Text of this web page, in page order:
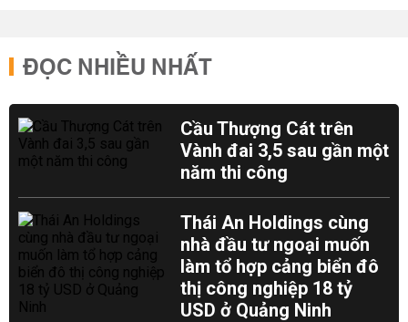
ĐỌC NHIỀU NHẤT
Cầu Thượng Cát trên
Vành đai 3,5 sau gần một
năm thi công
Thái An Holdings cùng
nhà đầu tư ngoại muốn
làm tổ hợp cảng biển đô
thị công nghiệp 18 tỷ
USD ở Quảng Ninh